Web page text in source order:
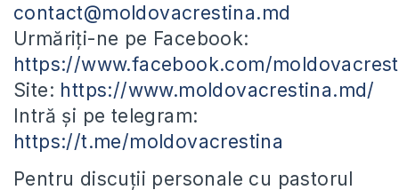
contact@moldovacrestina.md
Urmăriți-ne pe Facebook:
https://www.facebook.com/
Site: https://www.moldovacrestina.md/
Intră și pe telegram:
https://t.me/moldovacrestina
Pentru discuții personale cu pastorul